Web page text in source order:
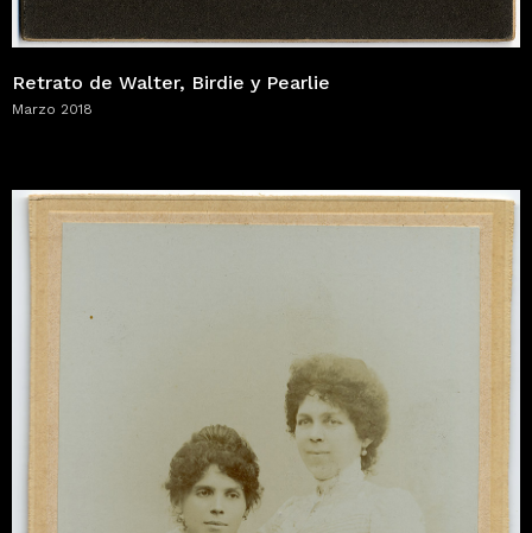
Retrato de Walter, Birdie y Pearlie
Marzo 2018